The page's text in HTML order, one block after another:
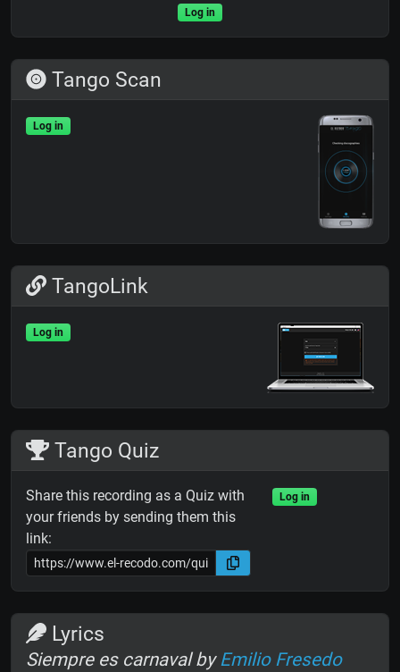
Log in
Tango Scan
Log in
TangoLink
Log in
Tango Quiz
Share this recording as a Quiz with
your friends by sending them this
link:
Log in
Lyrics
Siempre es carnaval byEmilio Fresedo